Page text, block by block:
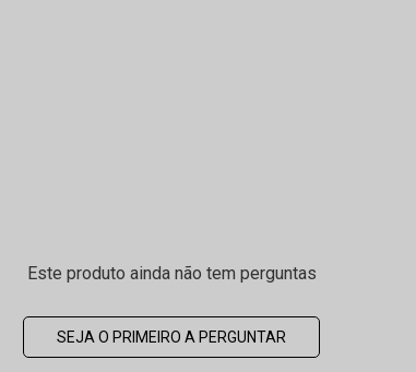
Este produto ainda não tem perguntas
SEJA O PRIMEIRO A PERGUNTAR